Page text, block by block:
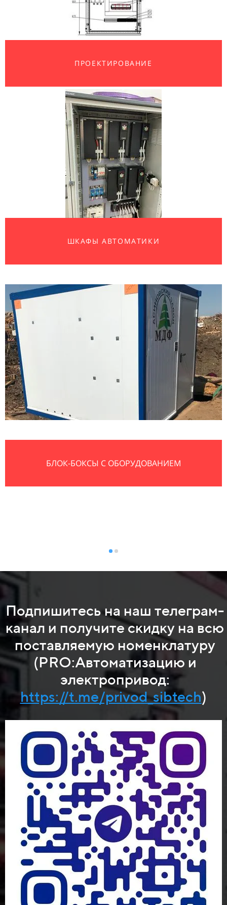
Подпишитесь на наш телеграм-
канал и получите скидку на всю
поставляемую номенклатуру
(PRO:Автоматизацию и
электропривод:
https://t.me/privod_sibtech)